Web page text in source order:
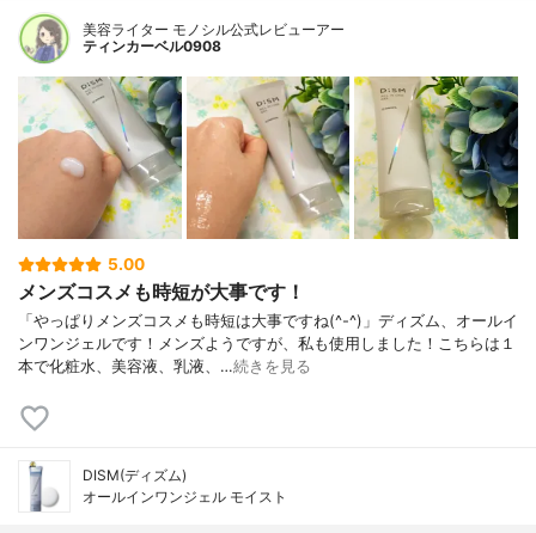
美容ライター モノシル公式レビューアー
ティンカーベル0908
5.00
メンズコスメも時短が大事です！
「やっぱりメンズコスメも時短は大事ですね(^-^)」ディズム、オールイ
ンワンジェルです！メンズようですが、私も使用しました！こちらは１
本で化粧水、美容液、乳液、…続きを見る
DISM(ディズム)
オールインワンジェル モイスト